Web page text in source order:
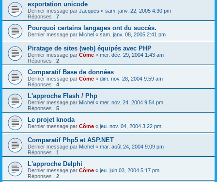
exportation unicode
Dernier message par Jacques « sam. janv. 22, 2005 4:30 pm
Réponses : 7
Pourquoi certains langages ont du succès.
Dernier message par Michel « sam. janv. 08, 2005 2:41 pm
Piratage de sites (web) équipés avec PHP
Dernier message par Côme « mer. déc. 29, 2004 1:43 am
Réponses : 2
Comparatif Base de données
Dernier message par Côme « dim. nov. 28, 2004 9:59 am
Réponses : 4
L'approche Flash / Php
Dernier message par Michel « mer. nov. 24, 2004 9:54 pm
Réponses : 5
Le projet knoda
Dernier message par Côme « jeu. nov. 04, 2004 3:22 pm
Comparatif Php5 et ASP.NET
Dernier message par Michel « mar. août 24, 2004 9:09 pm
Réponses : 1
L'approche Delphi
Dernier message par Côme « jeu. juin 03, 2004 5:17 pm
Réponses : 2